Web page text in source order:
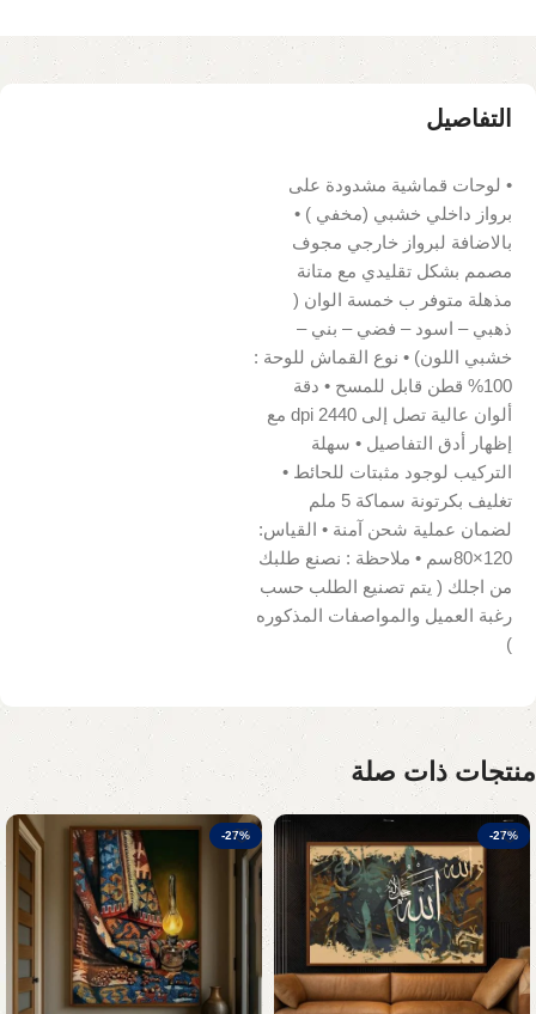
التفاصيل
• لوحات قماشية مشدودة على
برواز داخلي خشبي (مخفي ) •
بالاضافة لبرواز خارجي مجوف
مصمم بشكل تقليدي مع متانة
مذهلة متوفر ب خمسة الوان (
ذهبي – اسود – فضي – بني –
خشبي اللون) • نوع القماش للوحة :
100% قطن قابل للمسح • دقة
ألوان عالية تصل إلى 2440 dpi مع
إظهار أدق التفاصيل • سهلة
التركيب لوجود مثبتات للحائط •
تغليف بكرتونة سماكة 5 ملم
لضمان عملية شحن آمنة • القياس:
120×80سم • ملاحظة : نصنع طلبك
من اجلك ( يتم تصنيع الطلب حسب
رغبة العميل والمواصفات المذكوره
)
منتجات ذات صلة
-27%
-27%